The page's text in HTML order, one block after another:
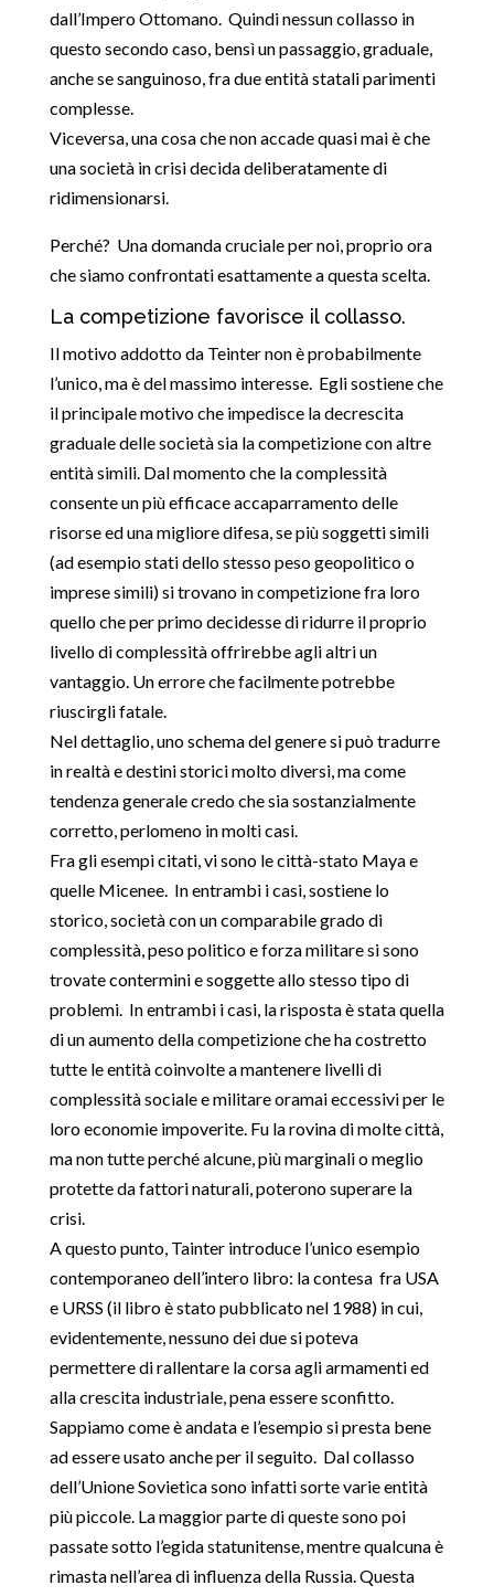
dall’Impero Ottomano. Quindi nessun collasso in
questo secondo caso, bensì un passaggio, graduale,
anche se sanguinoso, fra due entità statali parimenti
complesse.
Viceversa, una cosa che non accade quasi mai è che
una società in crisi decida deliberatamente di
ridimensionarsi.
Perché? Una domanda cruciale per noi, proprio ora
che siamo confrontati esattamente a questa scelta.
La competizione favorisce il collasso.
Il motivo addotto da Teinter non è probabilmente
l’unico, ma è del massimo interesse. Egli sostiene che
il principale motivo che impedisce la decrescita
graduale delle società sia la competizione con altre
entità simili. Dal momento che la complessità
consente un più efficace accaparramento delle
risorse ed una migliore difesa, se più soggetti simili
(ad esempio stati dello stesso peso geopolitico o
imprese simili) si trovano in competizione fra loro
quello che per primo decidesse di ridurre il proprio
livello di complessità offrirebbe agli altri un
vantaggio. Un errore che facilmente potrebbe
riuscirgli fatale.
Nel dettaglio, uno schema del genere si può tradurre
in realtà e destini storici molto diversi, ma come
tendenza generale credo che sia sostanzialmente
corretto, perlomeno in molti casi.
Fra gli esempi citati, vi sono le città-stato Maya e
quelle Micenee. In entrambi i casi, sostiene lo
storico, società con un comparabile grado di
complessità, peso politico e forza militare si sono
trovate contermini e soggette allo stesso tipo di
problemi. In entrambi i casi, la risposta è stata quella
di un aumento della competizione che ha costretto
tutte le entità coinvolte a mantenere livelli di
complessità sociale e militare oramai eccessivi per le
loro economie impoverite. Fu la rovina di molte città,
ma non tutte perché alcune, più marginali o meglio
protette da fattori naturali, poterono superare la
crisi.
A questo punto, Tainter introduce l’unico esempio
contemporaneo dell’intero libro: la contesa fra USA
e URSS (il libro è stato pubblicato nel 1988) in cui,
evidentemente, nessuno dei due si poteva
permettere di rallentare la corsa agli armamenti ed
alla crescita industriale, pena essere sconfitto.
Sappiamo come è andata e l’esempio si presta bene
ad essere usato anche per il seguito. Dal collasso
dell’Unione Sovietica sono infatti sorte varie entità
più piccole. La maggior parte di queste sono poi
passate sotto l’egida statunitense, mentre qualcuna è
rimasta nell’area di influenza della Russia. Questa